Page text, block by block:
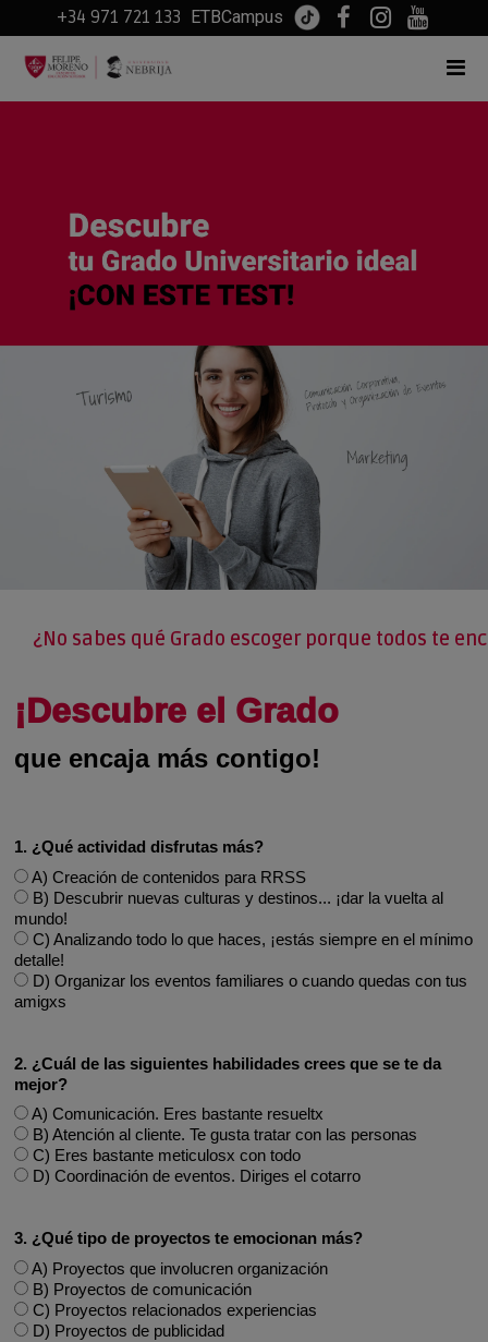
+34 971 721 133 ETBCampus
¿No sabes qué Grado escoger porque todos te
¡Descubre el Grado
que encaja más contigo!
1. ¿Qué actividad disfrutas más?
A) Creación de contenidos para RRSS
B) Descubrir nuevas culturas y destinos... ¡dar la vuelta al
mundo!
C) Analizando todo lo que haces, ¡estás siempre en el mínimo
detalle!
D) Organizar los eventos familiares o cuando quedas con tus
amigxs
2. ¿Cuál de las siguientes habilidades crees que se te da
mejor?
A) Comunicación. Eres bastante resueltx
B) Atención al cliente. Te gusta tratar con las personas
C) Eres bastante meticulosx con todo
D) Coordinación de eventos. Diriges el cotarro
3. ¿Qué tipo de proyectos te emocionan más?
A) Proyectos que involucren organización
B) Proyectos de comunicación
C) Proyectos relacionados experiencias
D) Proyectos de publicidad